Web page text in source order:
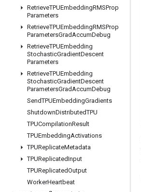
RetrieveTPUEmbeddingRMSProp
Parameters
RetrieveTPUEmbeddingRMSProp
ParametersGradAccumDebug
RetrieveTPUEmbedding
StochasticGradientDescent
Parameters
RetrieveTPUEmbedding
StochasticGradientDescent
ParametersGradAccumDebug
SendTPUEmbeddingGradients
ShutdownDistributedTPU
TPUCompilationResult
TPUEmbeddingActivations
TPUReplicateMetadata
TPUReplicatedInput
TPUReplicatedOutput
WorkerHeartbeat